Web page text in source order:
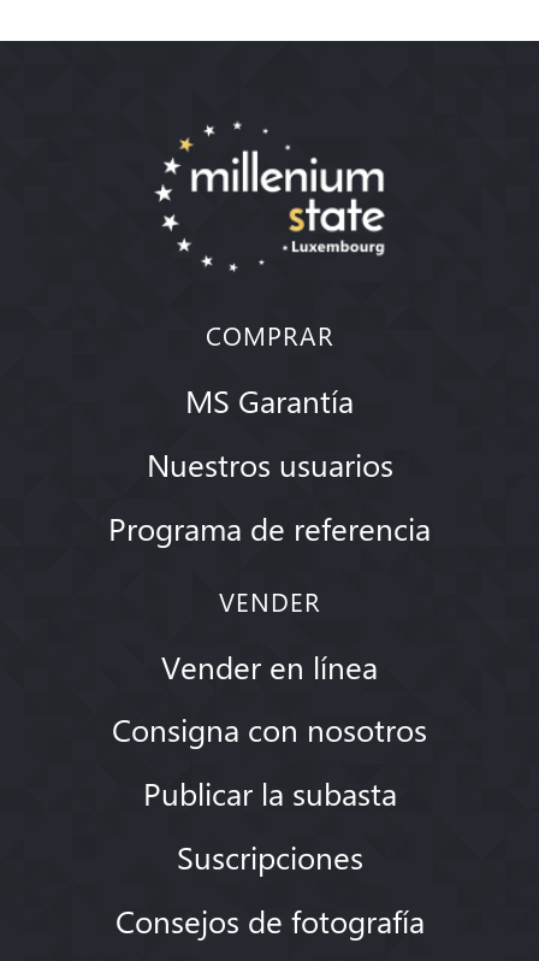
COMPRAR
MS Garantía
Nuestros usuarios
Programa de referencia
VENDER
Vender en línea
Consigna con nosotros
Publicar la subasta
Suscripciones
Consejos de fotografía